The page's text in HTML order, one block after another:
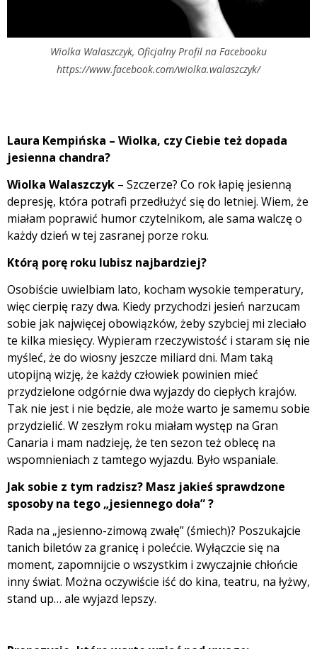
Wiolka Walaszczyk, Oficjalny Profil na Facebooku
https://www.facebook.com/wiolka.walaszczyk/
Laura Kempińska – Wiolka, czy Ciebie też dopada
jesienna chandra?
Wiolka Walaszczyk – Szczerze? Co rok łapię jesienną
depresję, która potrafi przedłużyć się do letniej. Wiem, że
miałam poprawić humor czytelnikom, ale sama walczę o
każdy dzień w tej zasranej porze roku.
Którą porę roku lubisz najbardziej?
Osobiście uwielbiam lato, kocham wysokie temperatury,
więc cierpię razy dwa. Kiedy przychodzi jesień narzucam
sobie jak najwięcej obowiązków, żeby szybciej mi zleciało
te kilka miesięcy. Wypieram rzeczywistość i staram się nie
myśleć, że do wiosny jeszcze miliard dni. Mam taką
utopijną wizję, że każdy człowiek powinien mieć
przydzielone odgórnie dwa wyjazdy do ciepłych krajów.
Tak nie jest i nie będzie, ale może warto je samemu sobie
przydzielić. W zeszłym roku miałam występ na Gran
Canaria i mam nadzieję, że ten sezon też oblecę na
wspomnieniach z tamtego wyjazdu. Było wspaniale.
Jak sobie z tym radzisz? Masz jakieś sprawdzone
sposoby na tego „jesiennego doła” ?
Rada na „jesienno-zimową zwałę” (śmiech)? Poszukajcie
tanich biletów za granicę i polećcie. Wyłączcie się na
moment, zapomnijcie o wszystkim i zwyczajnie chłońcie
inny świat. Można oczywiście iść do kina, teatru, na łyżwy,
stand up… ale wyjazd lepszy.